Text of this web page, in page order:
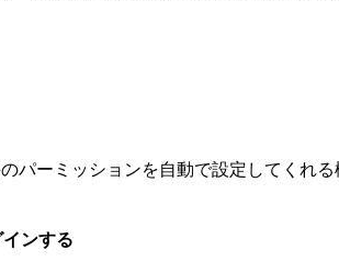
パーミッションを自動で設定してくれる
ンする